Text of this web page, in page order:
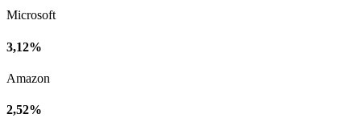
Microsoft
3,12%
Amazon
2,52%